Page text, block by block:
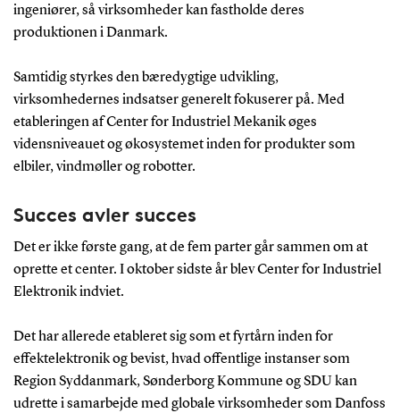
ingeniører, så virksomheder kan fastholde deres
produktionen i Danmark.
Samtidig styrkes den bæredygtige udvikling,
virksomhedernes indsatser generelt fokuserer på. Med
etableringen af Center for Industriel Mekanik øges
vidensniveauet og økosystemet inden for produkter som
elbiler, vindmøller og robotter.
Succes avler succes
Det er ikke første gang, at de fem parter går sammen om at
oprette et center. I oktober sidste år blev Center for Industriel
Elektronik indviet.
Det har allerede etableret sig som et fyrtårn inden for
effektelektronik og bevist, hvad offentlige instanser som
Region Syddanmark, Sønderborg Kommune og SDU kan
udrette i samarbejde med globale virksomheder som Danfoss